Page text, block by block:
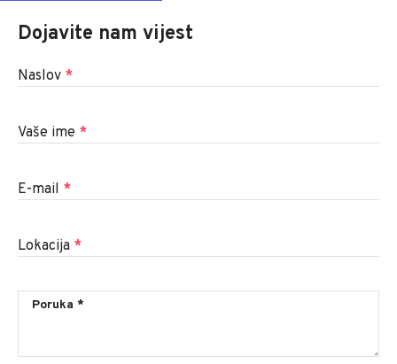
Dojavite nam vijest
Naslov *
Vaše ime *
E-mail *
Lokacija *